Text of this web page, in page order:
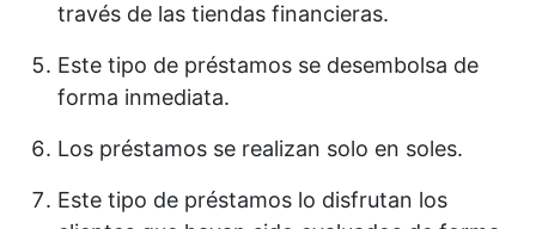
través de las tiendas financieras.
Este tipo de préstamos se desembolsa de
forma inmediata.
Los préstamos se realizan solo en soles.
Este tipo de préstamos lo disfrutan los